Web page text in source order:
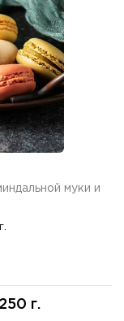
муки и
г.